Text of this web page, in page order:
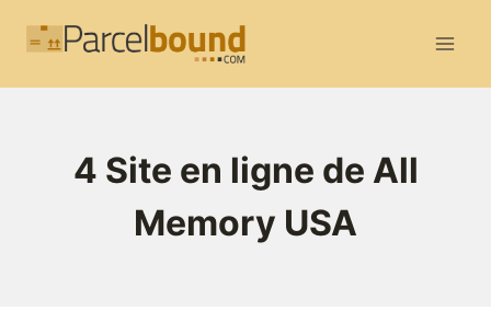
4 Site en ligne de All
Memory USA